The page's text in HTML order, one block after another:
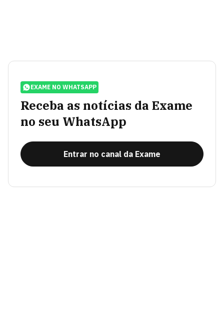
EXAME NO WHATSAPP
Receba as notícias da Exame
no seu WhatsApp
Entrar no canal da Exame